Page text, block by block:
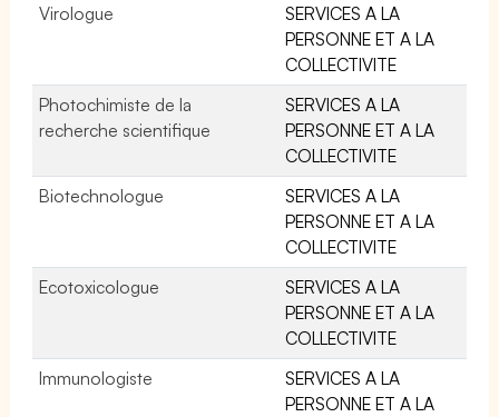
Virologue
SERVICES A LA
PERSONNE ET A LA
COLLECTIVITE
Photochimiste de la
recherche scientifique
SERVICES A LA
PERSONNE ET A LA
COLLECTIVITE
Biotechnologue
SERVICES A LA
PERSONNE ET A LA
COLLECTIVITE
Ecotoxicologue
SERVICES A LA
PERSONNE ET A LA
COLLECTIVITE
Immunologiste
SERVICES A LA
PERSONNE ET A LA